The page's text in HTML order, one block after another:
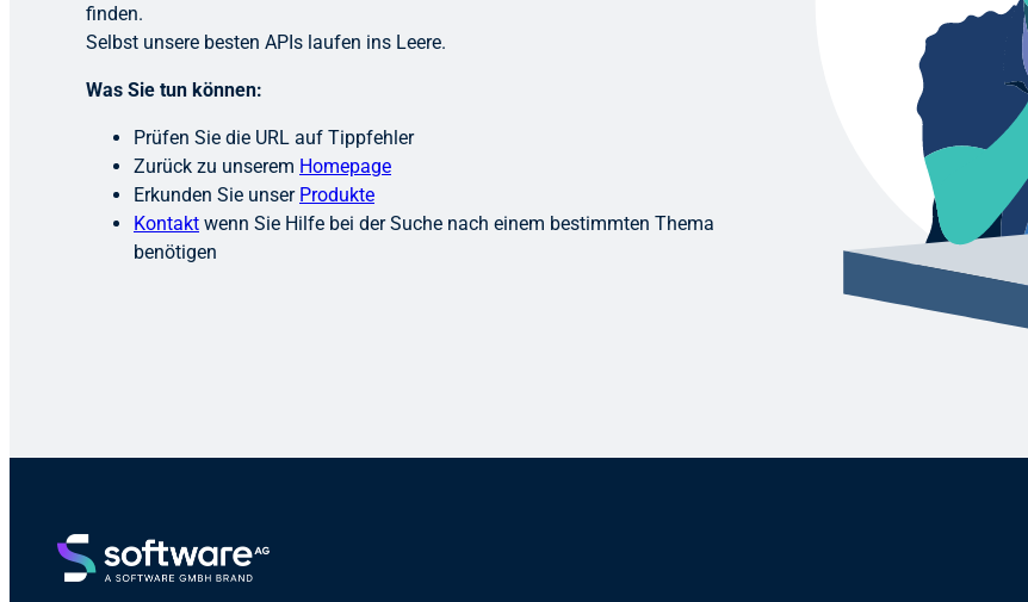
finden.
Selbst unsere besten APIs laufen ins Leere.
Was Sie tun können:
Prüfen Sie die URL auf Tippfehler
Zurück zu unserem Homepage
Erkunden Sie unser Produkte
Kontakt wenn Sie Hilfe bei der Suche nach einem bestimmten Thema
benötigen